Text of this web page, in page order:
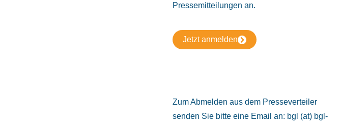
Pressemitteilungen an.
Jetzt anmelden
Zum Abmelden aus dem Presseverteiler
senden Sie bitte eine Email an: bgl (at) bgl-